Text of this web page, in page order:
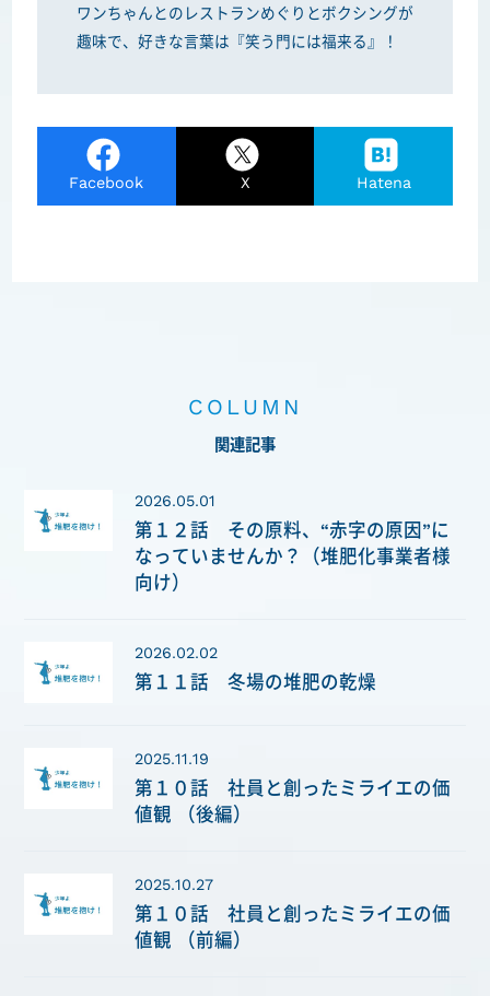
ワンちゃんとのレストランめぐりとボクシングが
趣味で、好きな言葉は『笑う門には福来る』！
Facebook X Hatena
COLUMN
関連記事
2026.05.01
第１２話 その原料、“赤字の原因”に
なっていませんか？（堆肥化事業者様
向け）
2026.02.02
第１１話 冬場の堆肥の乾燥
2025.11.19
第１０話 社員と創ったミライエの価
値観 （後編）
2025.10.27
第１０話 社員と創ったミライエの価
値観 （前編）